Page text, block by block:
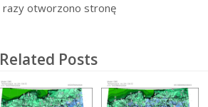
razy otworzono stronę
Related Posts